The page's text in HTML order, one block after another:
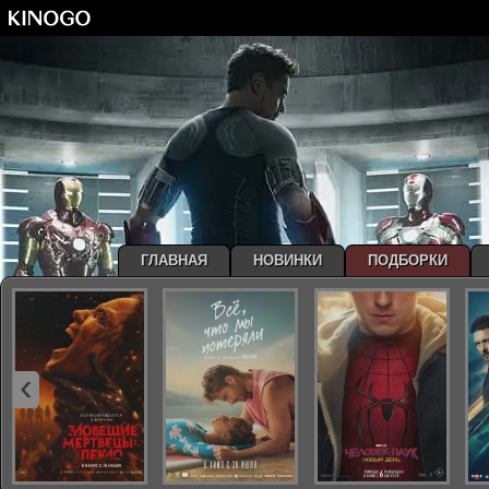
ГЛАВНАЯ НОВИНКИ ПОДБОРКИ
‹